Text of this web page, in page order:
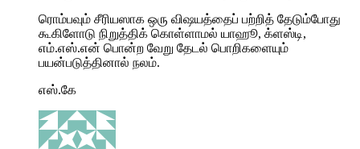
ரொம்பவும் சீரியஸாக ஒரு விஷயத்தைப் பற்றித் தேடும்போது
கூகிளோடு நிறுத்திக் கொள்ளாமல் யாஹூ, க்ளஸ்டி,
எம்.எஸ்.என் பொன்ற வேறு தேடல் பொறிகளையும்
பயன்படுத்தினால் நலம்.
எஸ்.கே